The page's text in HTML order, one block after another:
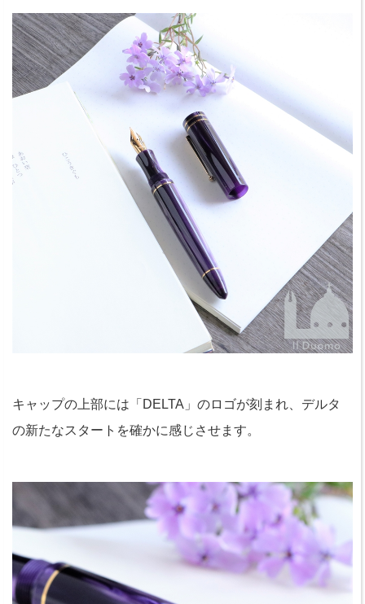
キャップの上部には「DELTA」のロゴが刻まれ、デルタ
の新たなスタートを確かに感じさせます。